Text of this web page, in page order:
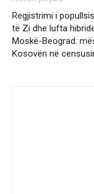
Regjistrimi i
të Zi dhe lufta
Moskë-Beograd:
Kosovën në